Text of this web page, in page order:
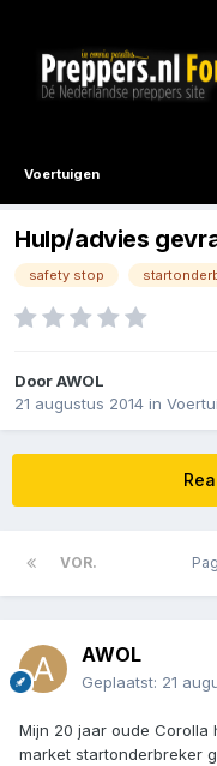
Voertuigen
Hulp/advies
safety stop
DoorAWOL
21 augustus 2014 in
VOR.
AWOL
Geplaatst: 21
Mijn 20 jaar oude
market startonderbreker